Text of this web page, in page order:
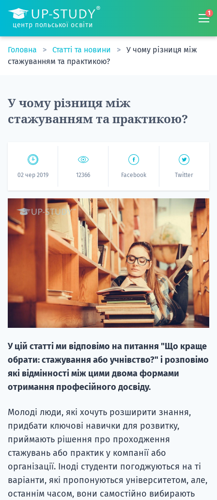
центр польської освіти
1
Головна Статті та новини
У чому різниця між
стажуванням та практикою?
У чому різниця між
стажуванням та практикою?
02 чер 2019 12366 Facebook Twitter
У цій статті ми відповімо на питання "Що краще
обрати: стажування або учнівство?" і розповімо
які відмінності між цими двома формами
отримання професійного досвіду.
Молоді люди, які хочуть розширити знання,
придбати ключові навички для розвитку,
приймають рішення про проходження
стажувань або практик у компанії або
організації. Іноді студенти погоджуються на ті
варіанти, які пропонуються університетом, але,
останнім часом, вони самостійно вибирають
вступ на